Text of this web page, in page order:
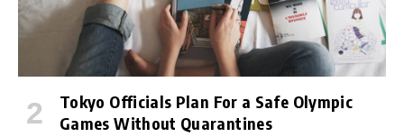
Tokyo Officials Plan For a Safe Olympic
Games Without Quarantines